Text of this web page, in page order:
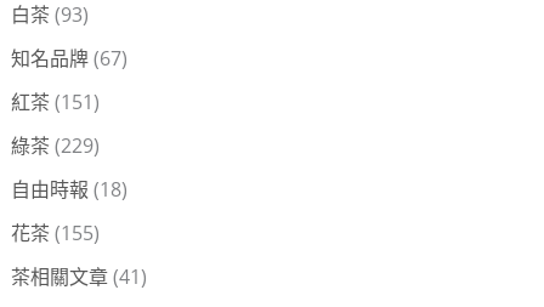
白茶 (93)
知名品牌(67)
紅茶 (151)
綠茶 (229)
自由時報 (18)
花茶 (155)
茶相關文章(41)